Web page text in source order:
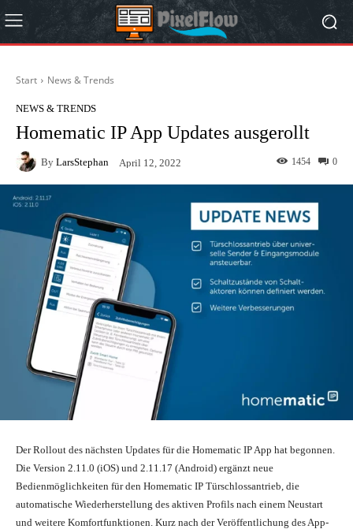
Start News & Trends
NEWS & TRENDS
Homematic IP App Updates ausgerollt
By LarsStephan April 12, 2022 0
1454
Der Rollout des nächsten Updates für die Homematic IP App hat begonnen.
Die Version 2.11.0 (iOS) und 2.11.17 (Android) ergänzt neue
Bedienmöglichkeiten für den Homematic IP Türschlossantrieb, die
automatische Wiederherstellung des aktiven Profils nach einem Neustart
und weitere Komfortfunktionen. Kurz nach der Veröffentlichung des App-